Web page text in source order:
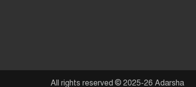
All rights reserved © 2025-26 Adarsha